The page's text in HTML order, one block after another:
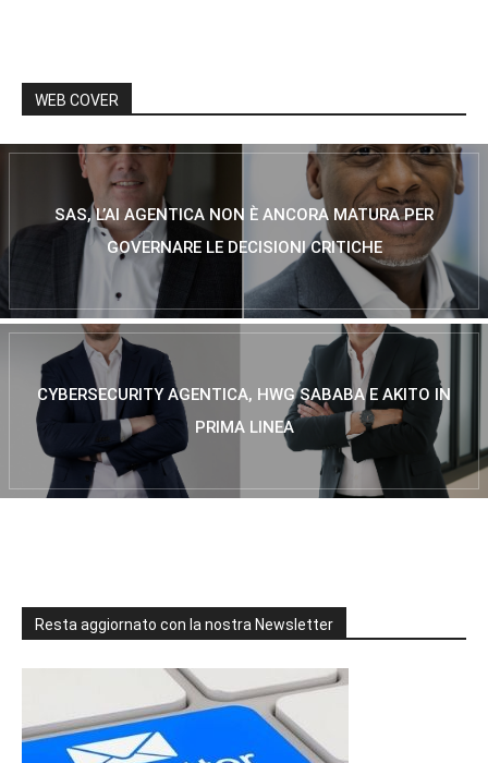
WEB COVER
SAS, L’AI AGENTICA NON È ANCORA MATURA PER
GOVERNARE LE DECISIONI CRITICHE
CYBERSECURITY AGENTICA, HWG SABABA E AKITO IN
PRIMA LINEA
Resta aggiornato con la nostra Newsletter